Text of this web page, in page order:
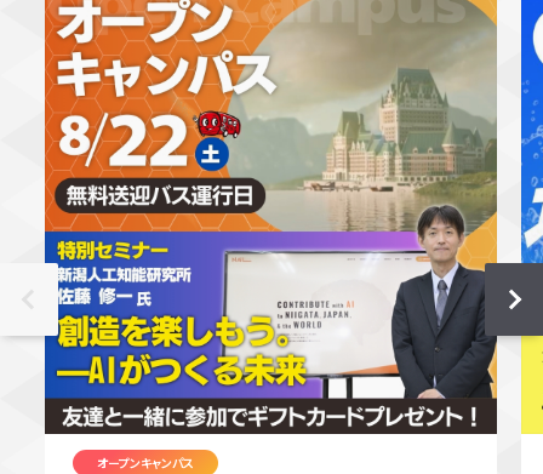
オープンキャンパス